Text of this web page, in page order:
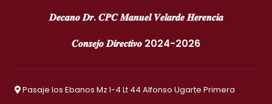
𝑫𝒆𝒄𝒂𝒏𝒐 𝑫𝒓. 𝑪𝑷𝑪 𝑴𝒂𝒏𝒖𝒆𝒍 𝑽𝒆𝒍𝒂𝒓𝒅𝒆 𝑯𝒆𝒓𝒆𝒏𝒄𝒊𝒂
𝑪𝒐𝒏𝒔𝒆𝒋𝒐 𝑫𝒊𝒓𝒆𝒄𝒕𝒊𝒗𝒐 2024-2026
Pasaje los Ebanos Mz I-4 Lt 44 Alfonso Ugarte Primera